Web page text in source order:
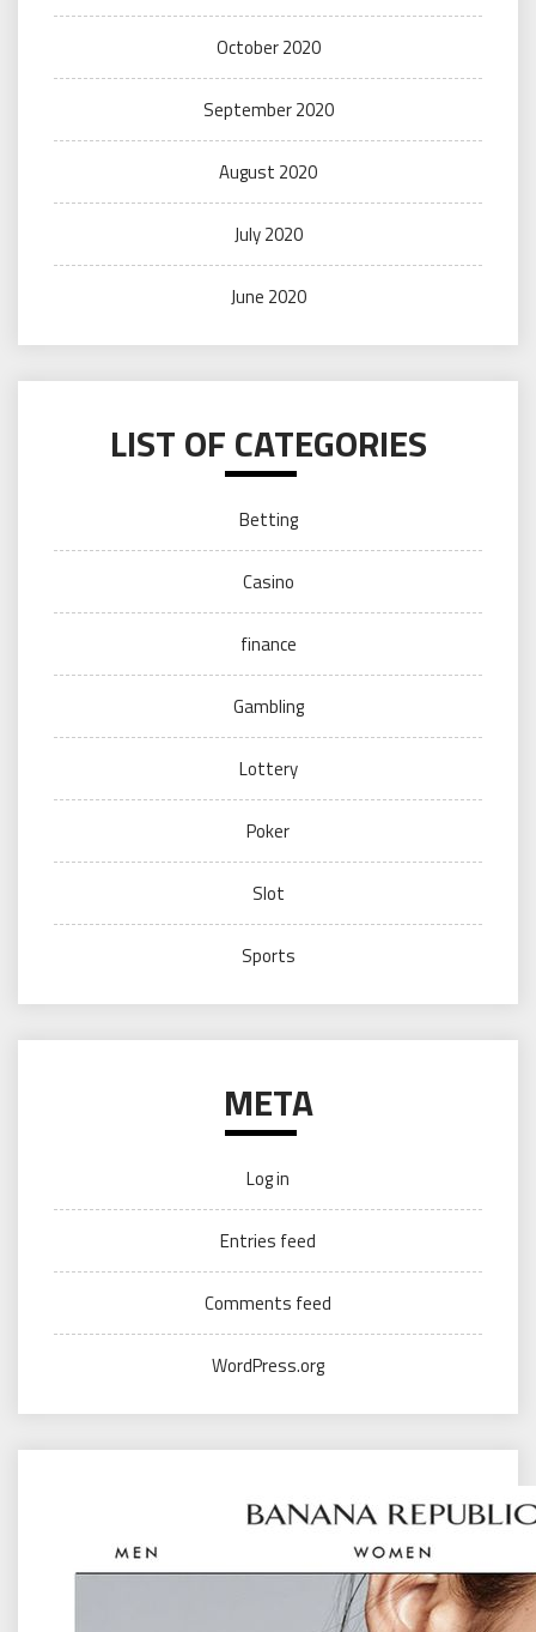
October 2020
September 2020
August 2020
July 2020
June 2020
LIST OF CATEGORIES
Betting
Casino
finance
Gambling
Lottery
Poker
Slot
Sports
META
Log in
Entries feed
Comments feed
WordPress.org